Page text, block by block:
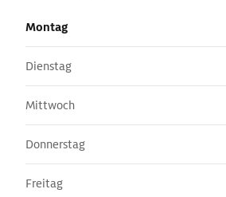
Montag
Dienstag
Mittwoch
Donnerstag
Freitag